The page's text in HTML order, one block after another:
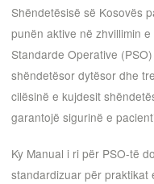
Shëndetësisë së Kosovës
punën aktive në zhvillimin
Standarde Operative
shëndetësor dytësor dhe
cilësinë e kujdesit
garantojë sigurinë e
Ky Manual i ri për PSO-të
standardizuar për praktikat